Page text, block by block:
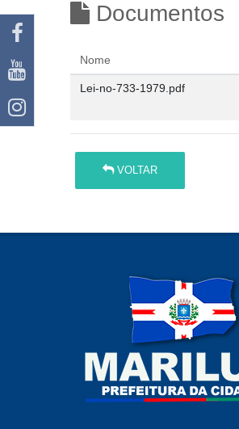
Documentos
Nome
Lei-no-733-1979.pdf
VOLTAR